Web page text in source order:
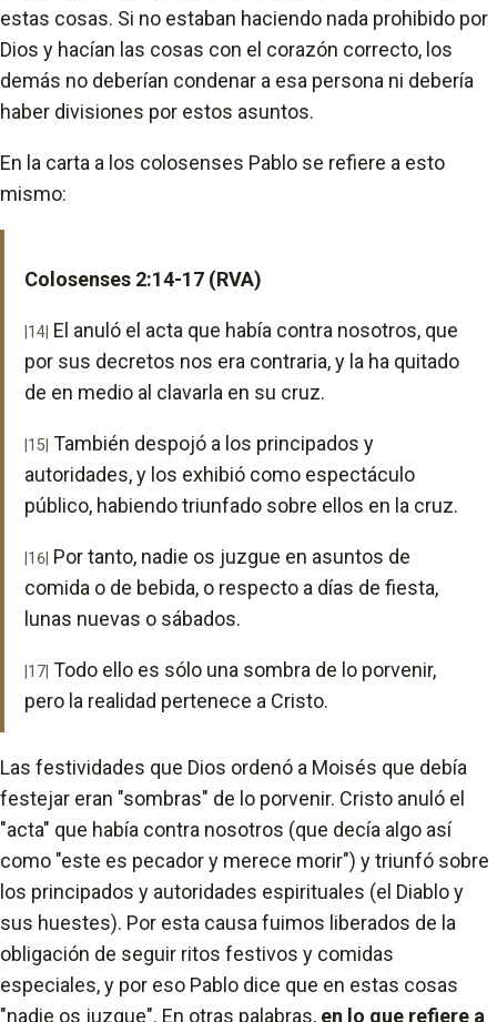
estas cosas. Si no estaban haciendo nada prohibido por
Dios y hacían las cosas con el corazón correcto, los
demás no deberían condenar a esa persona ni debería
haber divisiones por estos asuntos.
En la carta a los colosenses Pablo se refiere a esto
mismo:
Colosenses 2:14-17 (RVA)
|14| El anuló el acta que había contra nosotros, que
por sus decretos nos era contraria, y la ha quitado
de en medio al clavarla en su cruz.
|15| También despojó a los principados y
autoridades, y los exhibió como espectáculo
público, habiendo triunfado sobre ellos en la cruz.
|16| Por tanto, nadie os juzgue en asuntos de
comida o de bebida, o respecto a días de fiesta,
lunas nuevas o sábados.
|17| Todo ello es sólo una sombra de lo porvenir,
pero la realidad pertenece a Cristo.
Las festividades que Dios ordenó a Moisés que debía
festejar eran "sombras" de lo porvenir. Cristo anuló el
"acta" que había contra nosotros (que decía algo así
como "este es pecador y merece morir") y triunfó sobre
los principados y autoridades espirituales (el Diablo y
sus huestes). Por esta causa fuimos liberados de la
obligación de seguir ritos festivos y comidas
especiales, y por eso Pablo dice que en estas cosas
"nadie os juzgue". En otras palabras, en lo que refiere a